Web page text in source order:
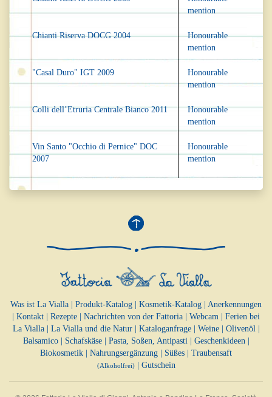
Chianti Riserva DOCG 2004
"Casal Duro" IGT 2009
Colli dell’Etruria Centrale Bianco 2011
Vin Santo "Occhio di Pernice" DOC
2007
mention
Honourable
mention
Honourable
mention
Honourable
mention
Honourable
mention
Was ist La Vialla Produkt-Katalog Kosmetik-Katalog
Anerkennungen
Kontakt Rezepte Nachrichten von der Fattoria Webcam
Ferien bei
La Vialla| La Vialla und die Natur| Kataloganfrage| Weine| Olivenöl|
Balsamico| Schafskäse| Pasta, Soßen, Antipasti| Geschenkideen|
Biokosmetik
Nahrungsergänzung Süßes Traubensaft
(Alkoholfrei)| Gutschein